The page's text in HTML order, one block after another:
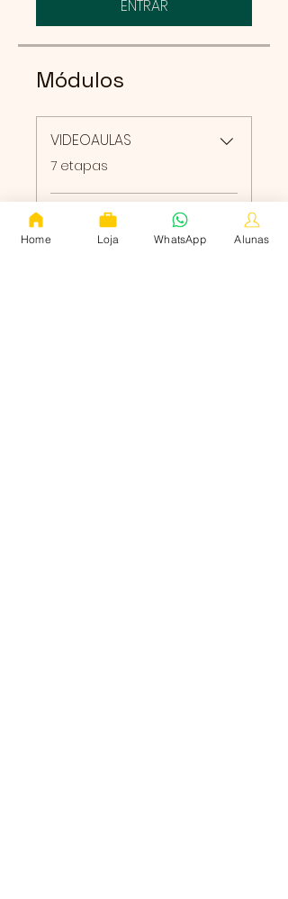
ENTRAR
Módulos
VIDEOAULAS
.7 etapas
Ver mais
Home Loja WhatsApp Alunas